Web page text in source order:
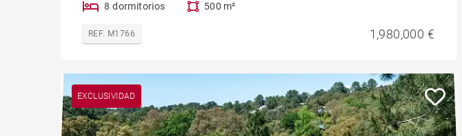
8 dormitorios 500 m²
REF. M1766 1,980,000 €
EXCLUSIVIDAD